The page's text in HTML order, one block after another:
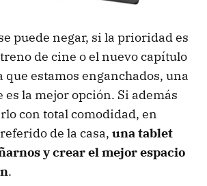
puede negar, si la prioridad es
de cine o el nuevo capítulo
que estamos enganchados, una
la mejor opción. Si además
con total comodidad, en
de la casa, una tablet
y crear el mejor espacio
.